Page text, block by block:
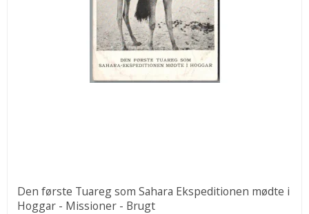
Den første Tuareg som Sahara Ekspeditionen mødte i
Hoggar - Missioner - Brugt